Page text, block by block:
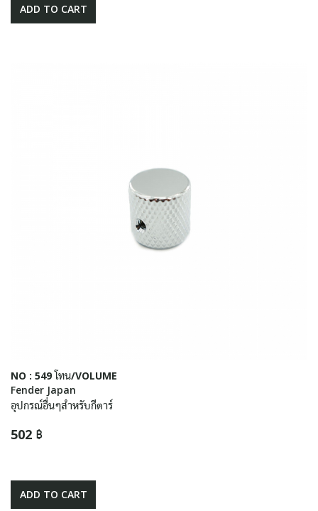
ADD TO CART
NO : 549 โทน/VOLUME
Fender Japan
อุปกรณ์อื่นๆสำหรับกีตาร์
502 ฿
ADD TO CART